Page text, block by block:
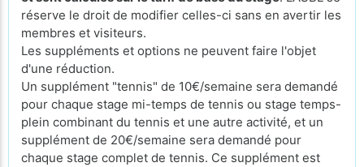
réserve le droit de modifier celles-ci sans en avertir les
membres et visiteurs.
Les suppléments et options ne peuvent faire l'objet
d'une réduction.
Un supplément "tennis" de 10€/semaine sera demandé
pour chaque stage mi-temps de tennis ou stage temps-
plein combinant du tennis et une autre activité, et un
supplément de 20€/semaine sera demandé pour
chaque stage complet de tennis. Ce supplément est